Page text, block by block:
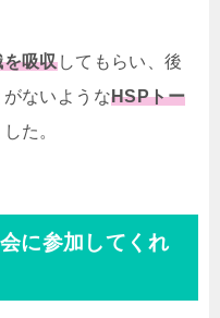
を吸収してもらい、後
ないようなHSPトー
た。
に参加してくれ